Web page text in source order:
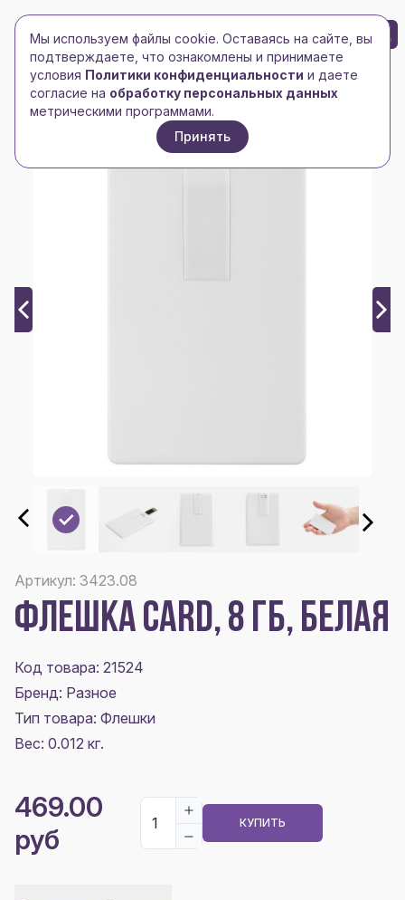
Toggle navigation
Toggle navigation
БРЕНД-ЛОГО 0
Главная/Флешки/Флешка Card, 8 Гб, белая
Артикул: 3423.08
ФЛЕШКА CARD, 8 ГБ, БЕЛАЯ
Код товара: 21524
Бренд: Разное
Тип товара: Флешки
Вес: 0.012 кг.
469.00
руб
КУПИТЬ
Мы используем файлы cookie. Оставаясь на сайте, вы
подтверждаете, что ознакомлены и принимаете
условия Политики конфиденциальности и даете
согласие на обработку персональных данных
метрическими программами.
Принять